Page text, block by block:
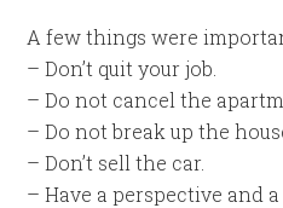
A few things were
– Don’t quit your job.
– Do not cancel the
– Do not break up the
– Don’t sell the car.
– Have a perspective and